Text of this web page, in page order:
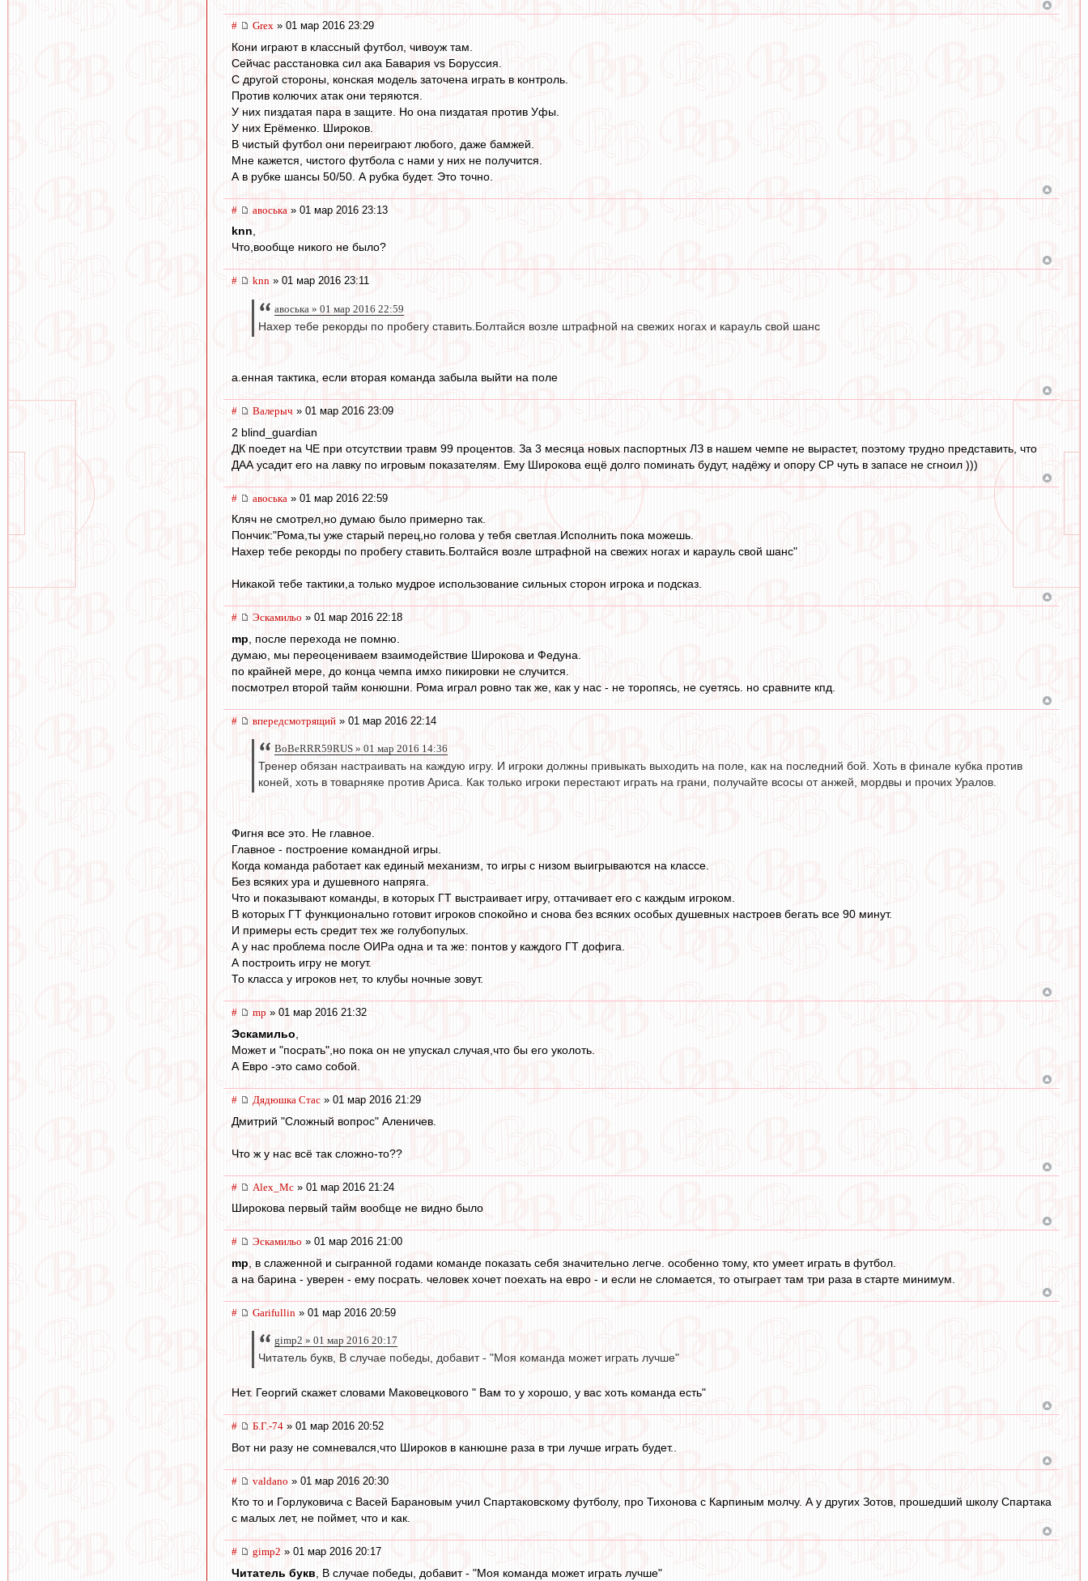
# Grex » 01 мар 2016 23:29
Кони играют в классный футбол, чивоуж там.
Сейчас расстановка сил ака Бавария vs Боруссия.
С другой стороны, конская модель заточена играть в контроль.
Против колючих атак они теряются.
У них пиздатая пара в защите. Но она пиздатая против Уфы.
У них Ерёменко. Широков.
В чистый футбол они переиграют любого, даже бамжей.
Мне кажется, чистого футбола с нами у них не получится.
А в рубке шансы 50/50. А рубка будет. Это точно.
# авоська » 01 мар 2016 23:13
knn,
Что,вообще никого не было?
# knn » 01 мар 2016 23:11
авоська » 01 мар 2016 22:59
Нахер тебе рекорды по пробегу ставить.Болтайся возле штрафной на свежих ногах и карауль свой шанс
а.енная тактика, если вторая команда забыла выйти на поле
# Валерыч » 01 мар 2016 23:09
2 blind_guardian
ДК поедет на ЧЕ при отсутствии травм 99 процентов. За 3 месяца новых паспортных ЛЗ в нашем чемпе не вырастет, поэтому трудно представить, что
ДАА усадит его на лавку по игровым показателям. Ему Широкова ещё долго поминать будут, надёжу и опору СР чуть в запасе не сгноил )))
# авоська » 01 мар 2016 22:59
Кляч не смотрел,но думаю было примерно так.
Пончик:"Рома,ты уже старый перец,но голова у тебя светлая.Исполнить пока можешь.
Нахер тебе рекорды по пробегу ставить.Болтайся возле штрафной на свежих ногах и карауль свой шанс"
Никакой тебе тактики,а только мудрое использование сильных сторон игрока и подсказ.
# Эскамильо » 01 мар 2016 22:18
mp , после перехода не помню.
думаю, мы переоцениваем взаимодействие Широкова и Федуна.
по крайней мере, до конца чемпа имхо пикировки не случится.
посмотрел второй тайм конюшни. Рома играл ровно так же, как у нас - не торопясь, не суетясь. но сравните кпд.
# впередсмотрящий » 01 мар 2016 22:14
BoBeRRR59RUS » 01 мар 2016 14:36
Тренер обязан настраивать на каждую игру. И игроки должны привыкать выходить на поле, как на последний бой. Хоть в финале кубка против
коней, хоть в товарняке против Ариса. Как только игроки перестают играть на грани, получайте всосы от анжей, мордвы и прочих Уралов.
Фигня все это. Не главное.
Главное - построение командной игры.
Когда команда работает как единый механизм, то игры с низом выигрываются на классе.
Без всяких ура и душевного напряга.
Что и показывают команды, в которых ГТ выстраивает игру, оттачивает его с каждым игроком.
В которых ГТ функционально готовит игроков спокойно и снова без всяких особых душевных настроев бегать все 90 минут.
И примеры есть средит тех же голубопулых.
А у нас проблема после ОИРа одна и та же: понтов у каждого ГТ дофига.
А построить игру не могут.
То класса у игроков нет, то клубы ночные зовут.
# mp » 01 мар 2016 21:32
Эскамильо
Может и "посрать",но пока он не упускал случая,что бы его уколоть.
А Евро -это само собой.
# Дядюшка Стас » 01 мар 2016 21:29
Дмитрий "Сложный вопрос" Аленичев.
Что ж у нас всё так сложно-то??
# Alex_Mc » 01 мар 2016 21:24
Широкова первый тайм вообще не видно было
# Эскамильо » 01 мар 2016 21:00
mp , в слаженной и сыгранной годами команде показать себя значительно легче. особенно тому, кто умеет играть в футбол.
а на барина - уверен - ему посрать. человек хочет поехать на евро - и если не сломается, то отыграет там три раза в старте минимум.
# Garifullin » 01 мар 2016 20:59
gimp2 » 01 мар 2016 20:17
Читатель букв, В случае победы, добавит - "Моя команда может играть лучше"
Нет. Георгий скажет словами Маковецкового " Вам то у хорошо, у вас хоть команда есть"
# Б.Г.-74 » 01 мар 2016 20:52
Вот ни разу не сомневался,что Широков в канюшне раза в три лучше играть будет..
# valdano » 01 мар 2016 20:30
Кто то и Горлуковича с Васей Барановым учил Спартаковскому футболу, про Тихонова с Карпиным молчу. А у других Зотов, прошедший школу Спартака
с малых лет, не поймет, что и как.
# gimp2 » 01 мар 2016 20:17
Читатель букв , В случае победы, добавит - "Моя команда может играть лучше"